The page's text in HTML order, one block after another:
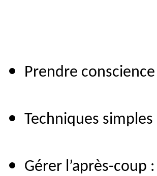
Prendre
Techniques
Gérer l’après-